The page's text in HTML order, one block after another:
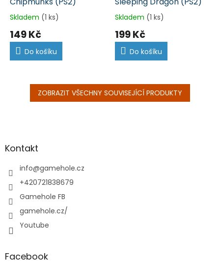
Skladem (1 ks)
149 Kč
Do košíku
Skladem (1 ks)
199 Kč
Do košíku
ZOBRAZIT VŠECHNY SOUVISEJÍCÍ PRODUKTY
aKontakt
info@gamehole.cz
+420721838679
Gamehole FB
gamehole.cz/
Youtube
Facebook